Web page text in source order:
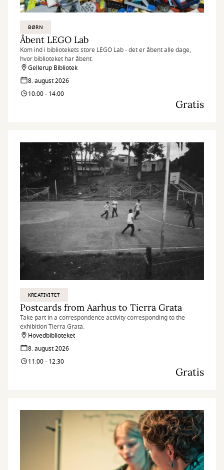
BØRN
Åbent LEGO Lab
Kom ind i bibliotekets store LEGO Lab - det er åbent alle dage,
hvor biblioteket har åbent.
Gellerup Bibliotek
8. august 2026
10:00 - 14:00
Gratis
KREATIVITET
Postcards from Aarhus to Tierra Grata
Take part in a correspondence activity corresponding to the
exhibition Tierra Grata.
Hovedbiblioteket
8. august 2026
11:00 - 12:30
Gratis